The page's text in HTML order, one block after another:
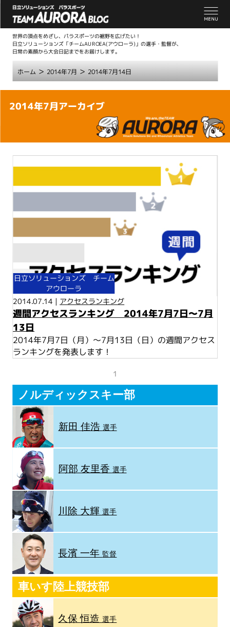
世界の頂点をめざし、パラスポーツの裾野を広げたい！
日立ソリューションズ「チームAUROEA(アウローラ)」の選手・監督が、
日常の素顔から大会日記までをお届けします。
ホーム > 2014年7月 > 2014年7月14日
本
2014年7月アーカイブ
日立ソリューションズ チーム
アウローラ
2014.07.14 | アクセスランキング
週間アクセスランキング 2014年7月7日～7月
13日
2014年7月7日（月）～7月13日（日）の週間アクセス
ランキングを発表します！
1
ノルディックスキー部
新田 佳浩 選手
阿部 友里香 選手
川除 大輝選手
長濱 一年 監督
車いす陸上競技部
久保 恒造選手